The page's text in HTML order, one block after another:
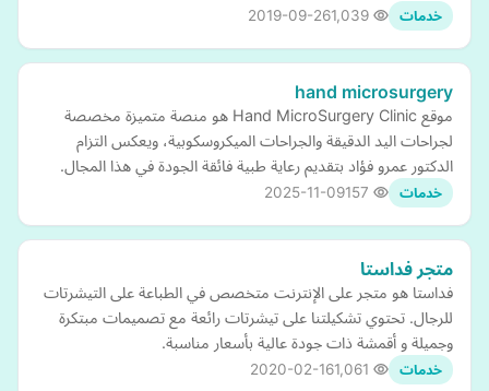
خدمات 2019-09-26
hand microsurgery
موقع Hand MicroSurgery Clinic هو منصة متميزة مخصصة
لجراحات اليد الدقيقة والجراحات الميكروسكوبية، ويعكس التزام
الدكتور عمرو فؤاد بتقديم رعاية طبية فائقة الجودة في هذا المجال.
خدمات 2025-11-09
متجر فداستا
فداستا هو متجر على الإنترنت متخصص في الطباعة على التيشرتات
للرجال. تحتوي تشكيلتنا على تيشرتات رائعة مع تصميمات مبتكرة
وجميلة و أقمشة ذات جودة عالية بأسعار مناسبة.
خدمات 2020-02-16